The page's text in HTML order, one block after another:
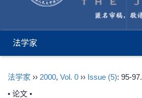
法学家
法学家 ›› 2000, Vol. 0 ›› Issue (5): 95-97.
• 论文 •